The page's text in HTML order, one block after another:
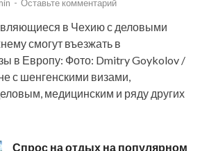
- Оставьте комментарий
в Чехию с деловыми
смогут въезжать в
в Европу: Фото: Dmitry Goykolov /
с шенгенскими визами,
медицинским и ряду других
Спрос на отдых на популярном